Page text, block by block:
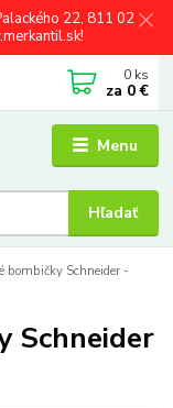
22, 811 02
Menu
Hľadať
0 ks
za 0 €
bombičky Schneider -
Schneider